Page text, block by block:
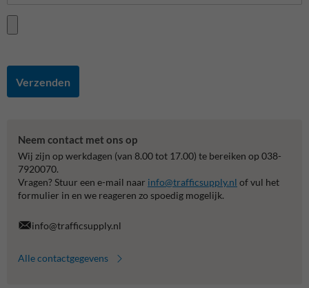
Verzenden
Neem contact met ons op
Wij zijn op werkdagen (van 8.00 tot 17.00) te bereiken op 038-
7920070.
Vragen? Stuur een e-mail naar info@trafficsupply.nl of vul het
formulier in en we reageren zo spoedig mogelijk.
info@trafficsupply.nl
Alle contactgegevens